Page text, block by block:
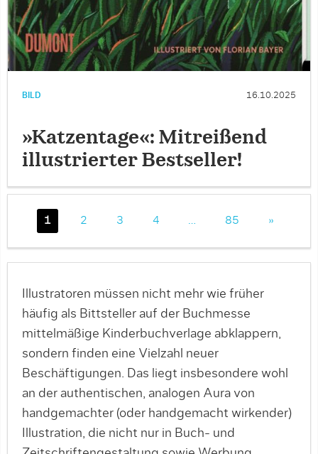
BILD 16.10.2025
»Katzentage«: Mitreißend
illustrierter Bestseller!
1 2 3 4 85 »
Illustratoren müssen nicht mehr wie früher
häufig als Bittsteller auf der Buchmesse
mittelmäßige Kinderbuchverlage abklappern,
sondern finden eine Vielzahl neuer
Beschäftigungen. Das liegt insbesondere wohl
an der authentischen, analogen Aura von
handgemachter (oder handgemacht wirkender)
Illustration, die nicht nur in Buch- und